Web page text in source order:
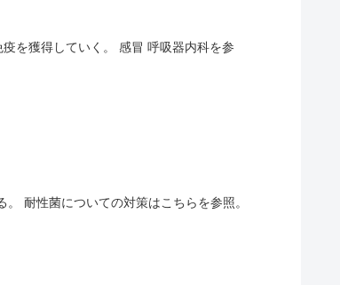
を獲得していく。 感冒 呼吸器内科を参
耐性菌についての対策はこちらを参照。